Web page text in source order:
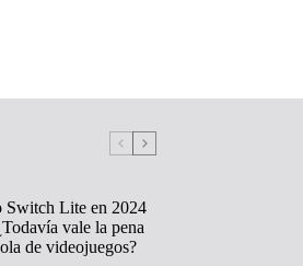
Switch Lite en 2024
vale la pena
de videojuegos?